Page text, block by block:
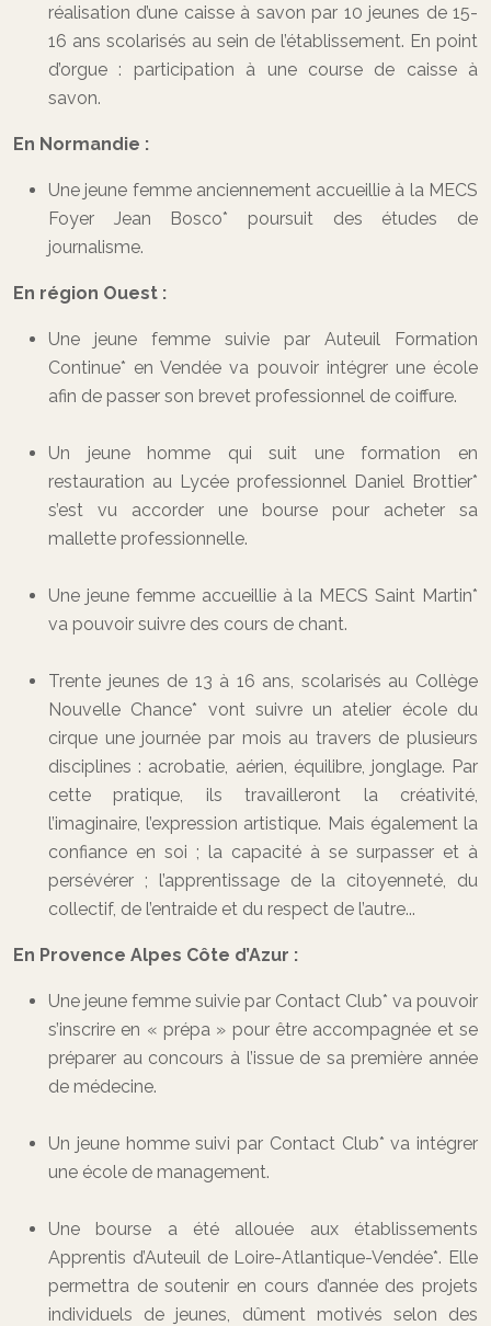
réalisation d’une caisse à savon par 10 jeunes de 15-
16 ans scolarisés au sein de l’établissement. En point
d’orgue : participation à une course de caisse à
savon.
En Normandie :
Une jeune femme anciennement accueillie à la MECS
Foyer Jean Bosco* poursuit des études de
journalisme.
En région Ouest :
Une jeune femme suivie par Auteuil Formation
Continue* en Vendée va pouvoir intégrer une école
afin de passer son brevet professionnel de coiffure.
Un jeune homme qui suit une formation en
restauration au Lycée professionnel Daniel Brottier*
s’est vu accorder une bourse pour acheter sa
mallette professionnelle.
Une jeune femme accueillie à la MECS Saint Martin*
va pouvoir suivre des cours de chant.
Trente jeunes de 13 à 16 ans, scolarisés au Collège
Nouvelle Chance* vont suivre un atelier école du
cirque une journée par mois au travers de plusieurs
disciplines : acrobatie, aérien, équilibre, jonglage. Par
cette pratique, ils travailleront la créativité,
l’imaginaire, l’expression artistique. Mais également la
confiance en soi ; la capacité à se surpasser et à
persévérer ; l’apprentissage de la citoyenneté, du
collectif, de l’entraide et du respect de l’autre...
En Provence Alpes Côte d’Azur :
Une jeune femme suivie par Contact Club* va pouvoir
s’inscrire en « prépa » pour être accompagnée et se
préparer au concours à l’issue de sa première année
de médecine.
Un jeune homme suivi par Contact Club* va intégrer
une école de management.
Une bourse a été allouée aux établissements
Apprentis d’Auteuil de Loire-Atlantique-Vendée*. Elle
permettra de soutenir en cours d’année des projets
individuels de jeunes, dûment motivés selon des